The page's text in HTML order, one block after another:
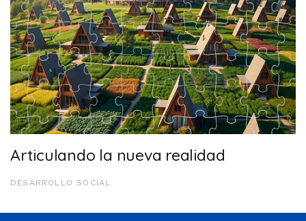
Articulando la nueva realidad
DESARROLLO SOCIAL